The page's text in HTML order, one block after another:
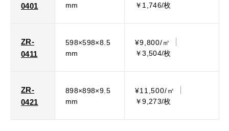
0401
mm
￥1,746/枚
ZR-
0411
598×598×8.5
mm
¥9,800/㎡
￥3,504/枚
ZR-
0421
898×898×9.5
mm
¥11,500/㎡
￥9,273/枚